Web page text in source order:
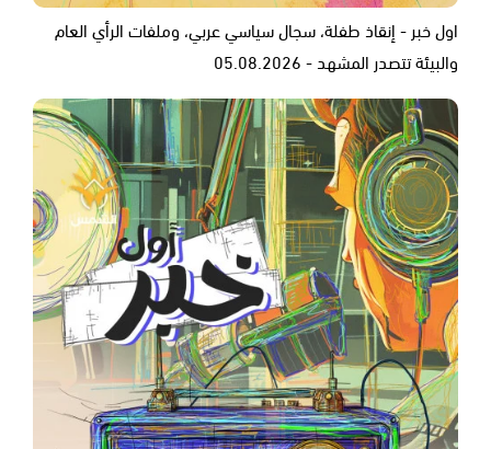
اول خبر - إنقاذ طفلة، سجال سياسي عربي، وملفات الرأي العام
والبيئة تتصدر المشهد - 05.08.2026